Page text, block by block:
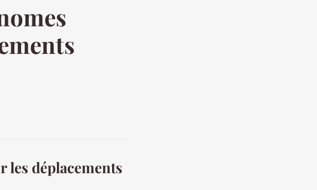
les déplacements